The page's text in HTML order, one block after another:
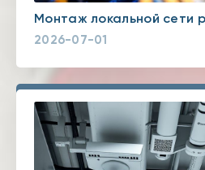
Монтаж локальной сети
2026-07-01